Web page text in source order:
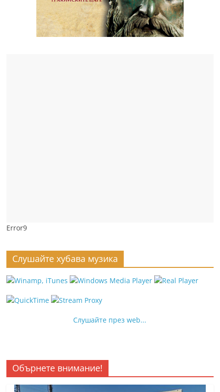
Error9
Слушайте хубава музика
Слушайте през web...
Обърнете внимание!